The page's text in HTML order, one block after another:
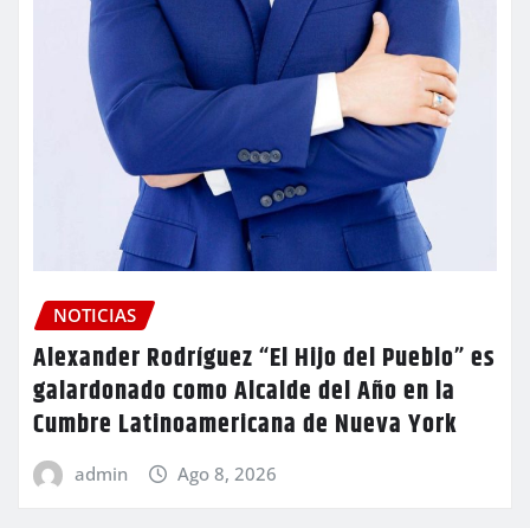
NOTICIAS
Alexander Rodríguez “El Hijo del Pueblo” es
galardonado como Alcalde del Año en la
Cumbre Latinoamericana de Nueva York
admin Ago 8, 2026